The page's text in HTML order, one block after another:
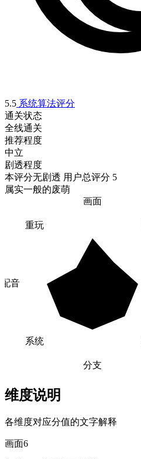
5.5 系统算法评分
通关状态
全线通关
推荐程度
中立
剧透程度
本评分无剧透 用户总评分 5
属实一般的废萌
画面
分支
系统
配音
重玩
维度说明
各维度对应分值的文字解释
画面6